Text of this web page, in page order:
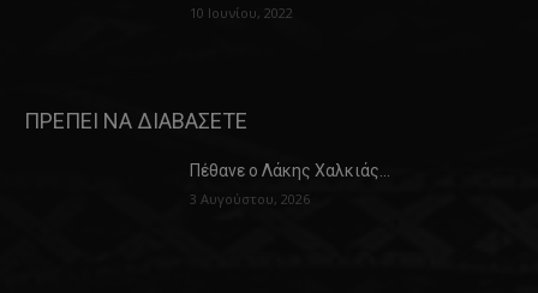
10 Ιουνίου, 2022
ΠΡΕΠΕΙ ΝΑ ΔΙΑΒΑΣΕΤΕ
Πέθανε ο Λάκης Χαλκιάς…
3 Αυγούστου, 2026